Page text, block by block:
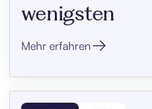
wenigsten
Mehr erfahren